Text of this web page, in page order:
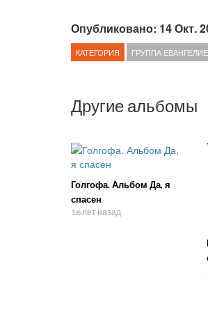
Опубликовано: 14 Окт.
КАТЕГОРИЯ ГРУППА ЕВАНГЕЛИЕ
Другие альбомы
Голгофа. Альбом Да, я
спасен
16 лет назад